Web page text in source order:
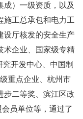
成）一级资质，以及
施工总承包和电力工
设厅核发的安全生产
术企业、国家级专精
开发中心、中国制
重点企业、杭州市
步二等奖、滨江区政
员单位等，通过了